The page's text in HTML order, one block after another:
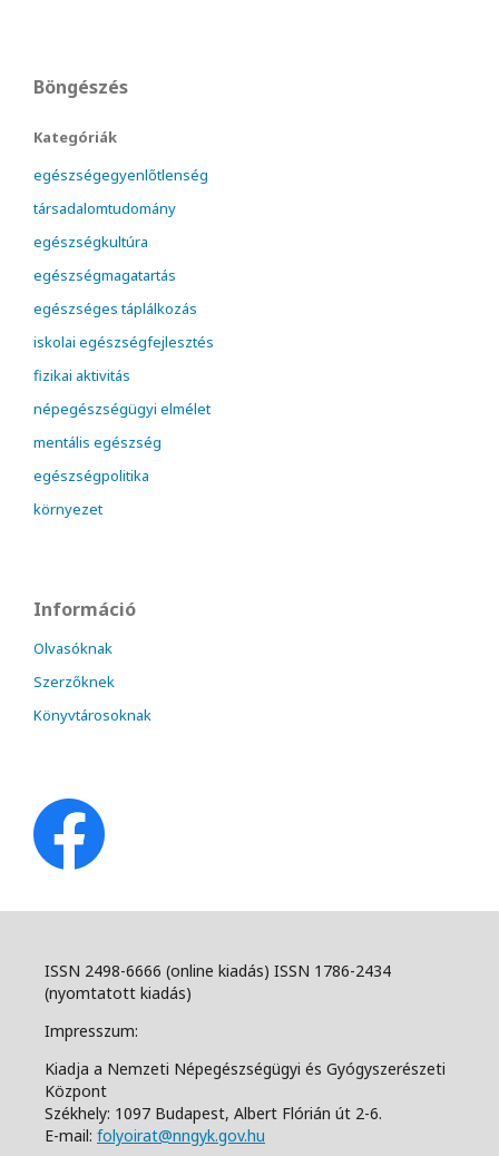
Böngészés
Kategóriák
egészségegyenlőtlenség
társadalomtudomány
egészségkultúra
egészségmagatartás
egészséges táplálkozás
iskolai egészségfejlesztés
fizikai aktivitás
népegészségügyi elmélet
mentális egészség
egészségpolitika
környezet
Információ
Olvasóknak
Szerzőknek
Könyvtárosoknak
ISSN 2498-6666 (online kiadás) ISSN 1786-2434
(nyomtatott kiadás)
Impresszum:
Kiadja a Nemzeti Népegészségügyi és Gyógyszerészeti
Központ
Székhely: 1097 Budapest, Albert Flórián út 2-6.
E-mail: folyoirat@nngyk.gov.hu